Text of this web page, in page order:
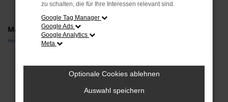
Marken
Hyundai
Fehler: Network Error
Beim Laden ist ein Fehler aufgetreten.
Hier sind ein paar Tipps, die dir helfen können:
zu schalten, die für Ihre Interessen relevant sind.
Google Tag Manager
Google Ads
Google Analytics
Meta
Optionale Cookies ablehnen
Auswahl speichern